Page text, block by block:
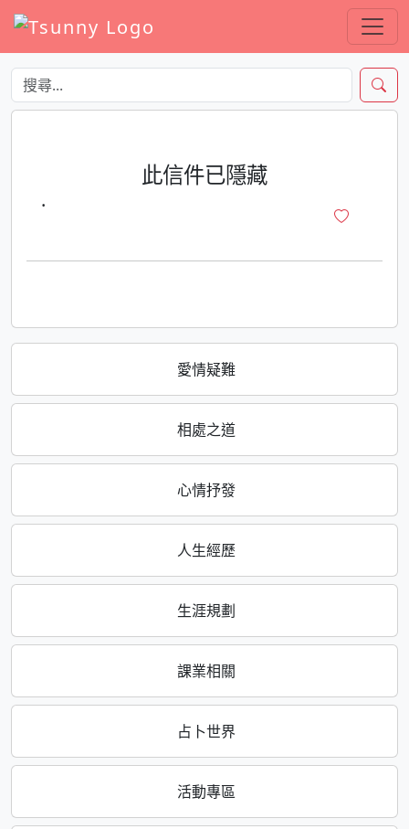
愛情疑難
相處之道
心情抒發
人生經歷
生涯規劃
課業相關
占卜世界
活動專區
此信件已隱藏
·